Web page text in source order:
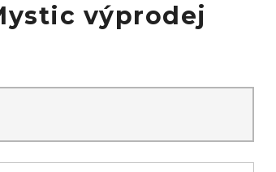
výprodej